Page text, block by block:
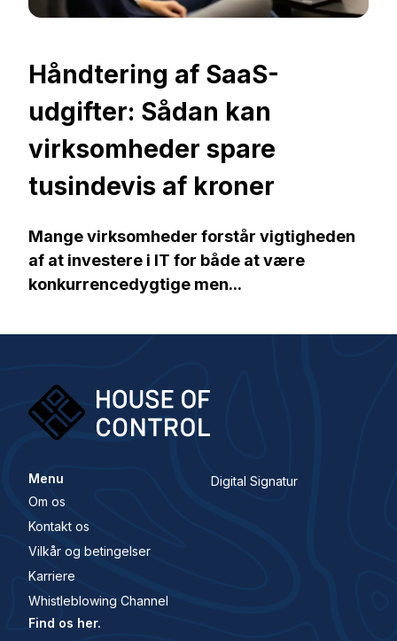
Håndtering af SaaS-
udgifter: Sådan kan
virksomheder spare
tusindevis af kroner
Mange virksomheder forstår vigtigheden
af at investere i IT for både at være
konkurrencedygtige men...
Menu
Om os
Kontakt os
Vilkår og betingelser
Karriere
Whistleblowing Channel
Digital Signatur
Find os her.